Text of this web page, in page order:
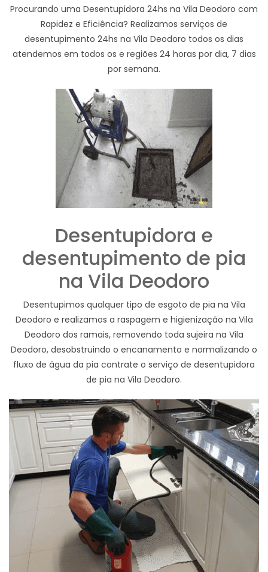
Procurando uma Desentupidora 24hs na Vila Deodoro com
Rapidez e Eficiência? Realizamos serviços de
desentupimento 24hs na Vila Deodoro todos os dias
atendemos em todos os e regiões 24 horas por dia, 7 dias
por semana.
Desentupidora e
desentupimento de pia
na Vila Deodoro
Desentupimos qualquer tipo de esgoto de pia na Vila
Deodoro e realizamos a raspagem e higienização na Vila
Deodoro dos ramais, removendo toda sujeira na Vila
Deodoro, desobstruindo o encanamento e normalizando o
fluxo de água da pia contrate o serviço de desentupidora
de pia na Vila Deodoro.